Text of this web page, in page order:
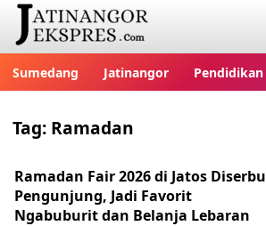
Sumedang Jatinangor Pendidikan
Tag: Ramadan
Ramadan Fair 2026 di Jatos Diserbu
Pengunjung, Jadi Favorit
Ngabuburit dan Belanja Lebaran